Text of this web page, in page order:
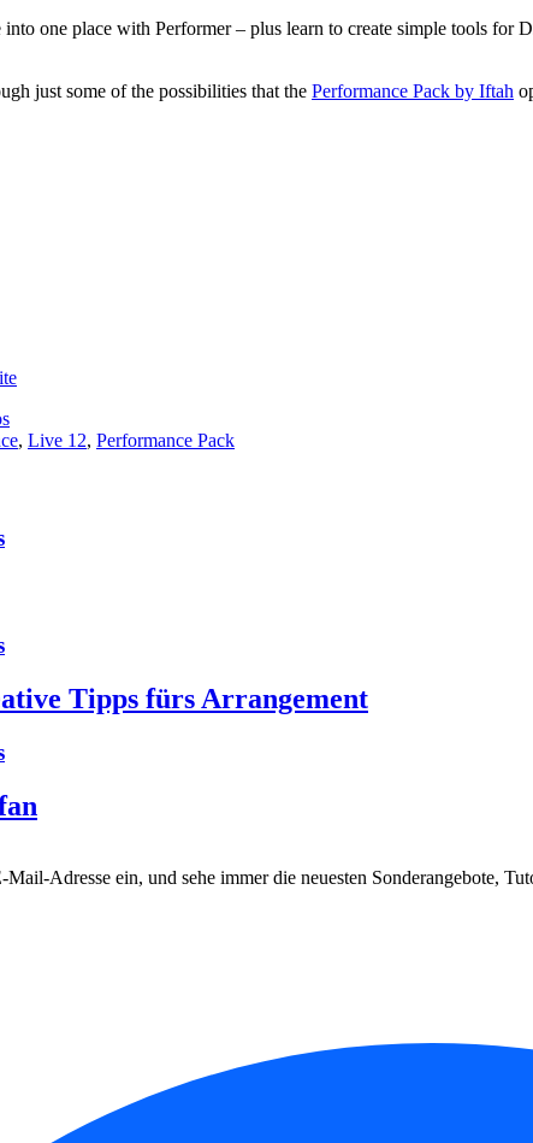
one place with Performer – plus learn to create simple tools for
just some of the possibilities that the Performance Pack by Iftah
, Live 12, Performance Pack
Tipps fürs Arrangement
Mail-Adresse ein, und sehe immer die neuesten Sonderangebote,